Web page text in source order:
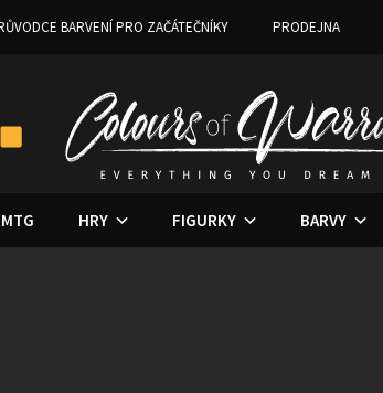
BARVENÍ PRO ZAČÁTEČNÍKY PRODEJNA
MTG HRY FIGURKY BARVY